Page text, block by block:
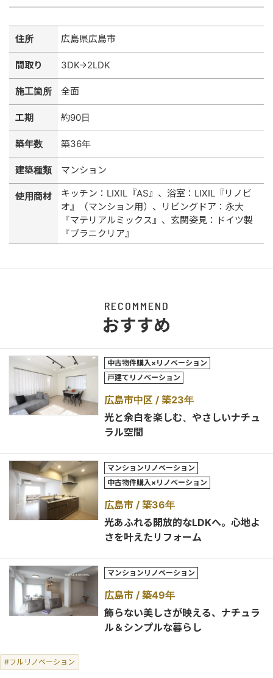
住所 広島県広島市
間取り 3DK→2LDK
施工箇所 全面
工期 約90日
築年数 築36年
建築種類 マンション
使用商材
キッチン：LIXIL『AS』、浴室：LIXIL『リノビ
オ』（マンション用）、リビングドア：永大
『マテリアルミックス』、玄関姿見：ドイツ製
『プラニクリア』
RECOMMEND
おすすめ
中古物件購入×リノベーション
戸建てリノベーション
広島市中区
築23年
光と余白を楽しむ、やさしいナチュ
ラル空間
マンションリノベーション
中古物件購入×リノベーション
広島市
築36年
光あふれる開放的なLDKへ。心地よ
さを叶えたリフォーム
マンションリノベーション
広島市
築49年
飾らない美しさが映える、ナチュラ
ル＆シンプルな暮らし
#フルリノベーション